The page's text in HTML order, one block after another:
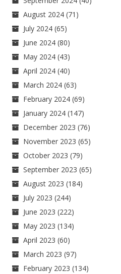
August 2024 (71)
July 2024 (65)
June 2024 (80)
May 2024 (43)
April 2024 (40)
March 2024 (63)
February 2024 (69)
January 2024 (147)
December 2023 (76)
November 2023 (65)
October 2023 (79)
September 2023 (65)
August 2023 (184)
July 2023 (244)
June 2023 (222)
May 2023 (134)
April 2023 (60)
March 2023 (97)
February 2023 (134)